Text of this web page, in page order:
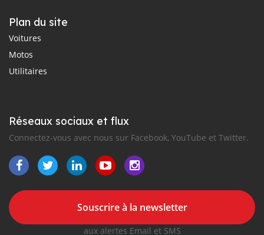
Plan du site
Voitures
Motos
Utilitaires
Réseaux sociaux et flux
Connectez-vous avec nous sur Facebook, YouTube et Twitter.
Souscrire à la newsletter
aux alertes Email et SMS